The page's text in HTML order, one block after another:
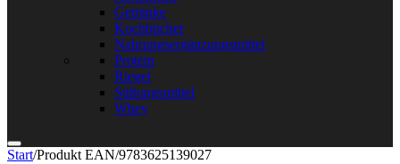
Getränke
Kochbücher
Nahrungsergänzungsmittel
Protein
Riegel
Süßungsmittel
Whey
Start/Produkt EAN/9783625139027